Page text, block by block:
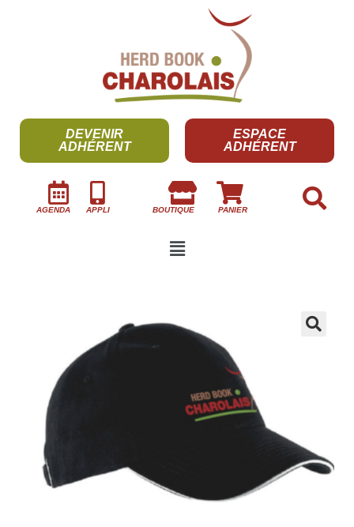
DEVENIR
ADHÉRENT
ESPACE
ADHÉRENT
AGENDA APPLI BOUTIQUE PANIER